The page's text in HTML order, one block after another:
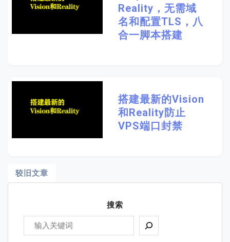
Reality，无需域
名和配置TLS，八
合一脚本搭建
搭建最新的Vision
和Reality防止
VPS端口封禁
文
导
航
较旧文章
搜索